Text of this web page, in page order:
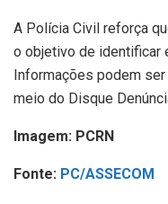
A Polícia Civil reforça
o objetivo de identificar
Informações podem
meio do Disque
Imagem: PCRN
Fonte: PC/ASSECOM